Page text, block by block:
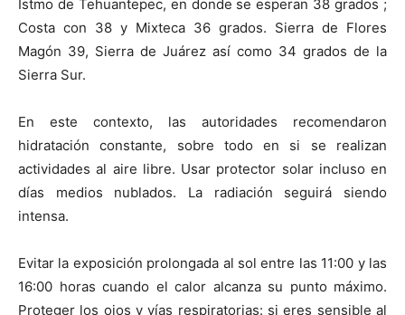
Istmo de Tehuantepec, en donde se esperan 38 grados ;
Costa con 38 y Mixteca 36 grados. Sierra de Flores
Magón 39, Sierra de Juárez así como 34 grados de la
Sierra Sur.
En este contexto, las autoridades recomendaron
hidratación constante, sobre todo en si se realizan
actividades al aire libre. Usar protector solar incluso en
días medios nublados. La radiación seguirá siendo
intensa.
Evitar la exposición prolongada al sol entre las 11:00 y las
16:00 horas cuando el calor alcanza su punto máximo.
Proteger los ojos y vías respiratorias: si eres sensible al